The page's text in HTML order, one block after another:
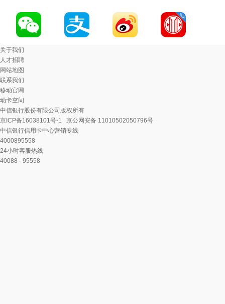
关于我们
人才招聘
网站地图
联系我们
移动官网
动卡空间
中信银行股份有限公司版权所有
京ICP备16038101号-1
京公网安备 11010502050796号
中信银行信用卡中心营销专线
4000895558
24小时客服热线
40088 - 95558